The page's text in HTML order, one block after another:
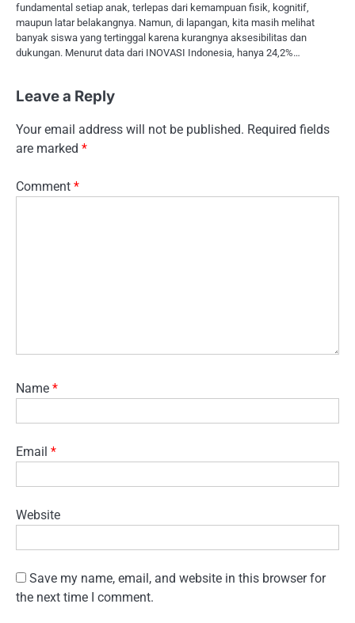
fundamental setiap anak, terlepas dari kemampuan fisik, kognitif,
maupun latar belakangnya. Namun, di lapangan, kita masih melihat
banyak siswa yang tertinggal karena kurangnya aksesibilitas dan
dukungan. Menurut data dari INOVASI Indonesia, hanya 24,2%…
Leave a Reply
Your email address will not be published. Required fields
are marked *
Comment *
Name *
Email *
Website
Save my name, email, and website in this browser for
the next time I comment.